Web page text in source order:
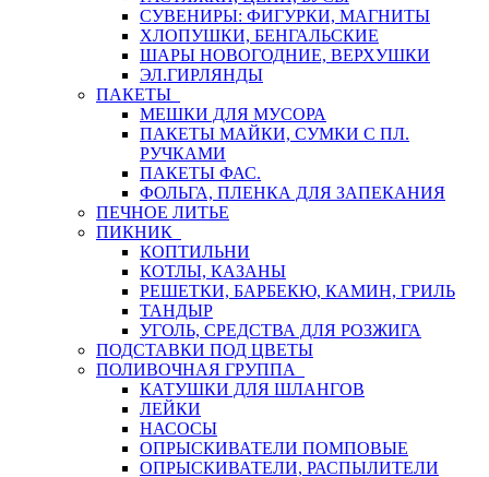
СУВЕНИРЫ: ФИГУРКИ, МАГНИТЫ
ХЛОПУШКИ, БЕНГАЛЬСКИЕ
ШАРЫ НОВОГОДНИЕ, ВЕРХУШКИ
ЭЛ.ГИРЛЯНДЫ
ПАКЕТЫ
МЕШКИ ДЛЯ МУСОРА
ПАКЕТЫ МАЙКИ, СУМКИ С ПЛ.
РУЧКАМИ
ПАКЕТЫ ФАС.
ФОЛЬГА, ПЛЕНКА ДЛЯ ЗАПЕКАНИЯ
ПЕЧНОЕ ЛИТЬЕ
ПИКНИК
КОПТИЛЬНИ
КОТЛЫ, КАЗАНЫ
РЕШЕТКИ, БАРБЕКЮ, КАМИН, ГРИЛЬ
ТАНДЫР
УГОЛЬ, СРЕДСТВА ДЛЯ РОЗЖИГА
ПОДСТАВКИ ПОД ЦВЕТЫ
ПОЛИВОЧНАЯ ГРУППА
КАТУШКИ ДЛЯ ШЛАНГОВ
ЛЕЙКИ
НАСОСЫ
ОПРЫСКИВАТЕЛИ ПОМПОВЫЕ
ОПРЫСКИВАТЕЛИ, РАСПЫЛИТЕЛИ